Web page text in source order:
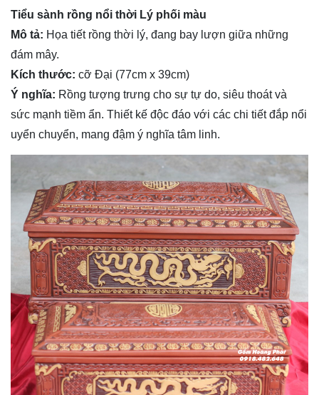
Tiểu sành rồng nổi thời Lý phối màu
Mô tả: Họa tiết rồng thời lý, đang bay lượn giữa những
đám mây.
Kích thước: cỡ Đại (77cm x 39cm)
Ý nghĩa: Rồng tượng trưng cho sự tự do, siêu thoát và
sức mạnh tiềm ẩn. Thiết kế độc đáo với các chi tiết đắp nổi
uyển chuyển, mang đậm ý nghĩa tâm linh.